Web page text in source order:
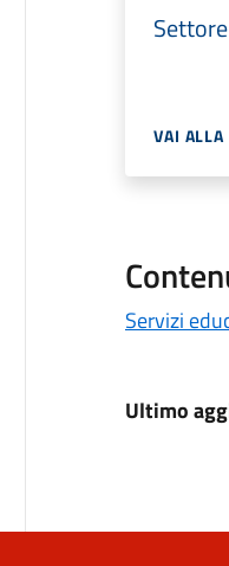
VAI
Servizi
Ultimo